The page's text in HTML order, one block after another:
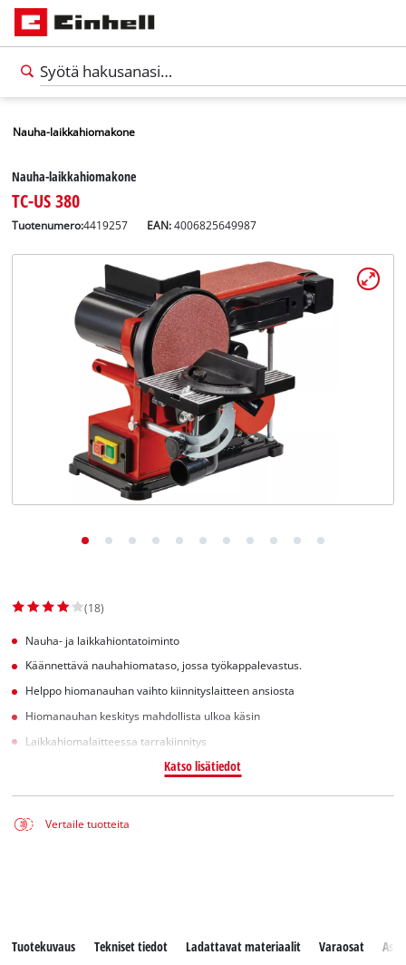
Nauha-laikkahiomakone
Nauha-laikkahiomakone
TC-US 380
Tuotenumero:4419257 EAN:4006825649987
(18)
Nauha- ja laikkahiontatoiminto
Käännettävä nauhahiomataso, jossa työkappalevastus.
Helppo hiomanauhan vaihto kiinnityslaitteen ansiosta
Hiomanauhan keskitys mahdollista ulkoa käsin
Laikkahiomalaitteessa tarrakiinnitys
Katso lisätiedot
Vertaile tuotteita
Tuotekuvaus Tekniset tiedot Ladattavat materiaalit Varaosat